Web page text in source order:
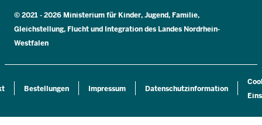
Bestellungen Impressum Datenschutzinformation
© 2021 - 2026 Ministerium für Kinder, Jugend, Familie,
Gleichstellung, Flucht und Integration des Landes Nordrhein-
Westfalen